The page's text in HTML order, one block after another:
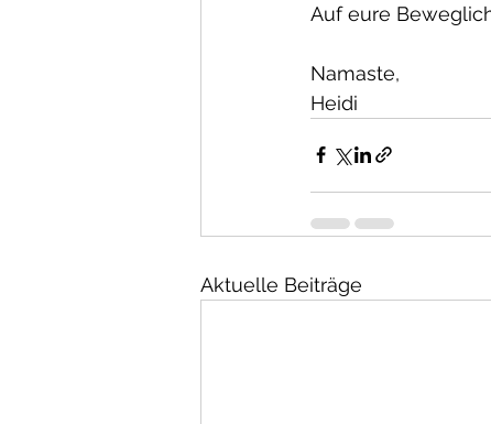
Auf eure
Namaste,
Heidi
Aktuelle Beiträge